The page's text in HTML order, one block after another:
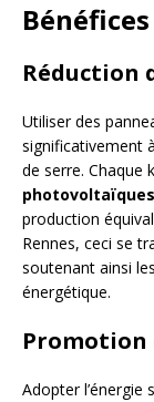
Réduction
Utiliser des
significativement
de serre. Chaque
photovoltaïques
production
Rennes, ceci se
soutenant ainsi
énergétique.
Promotion
Adopter l’énergie